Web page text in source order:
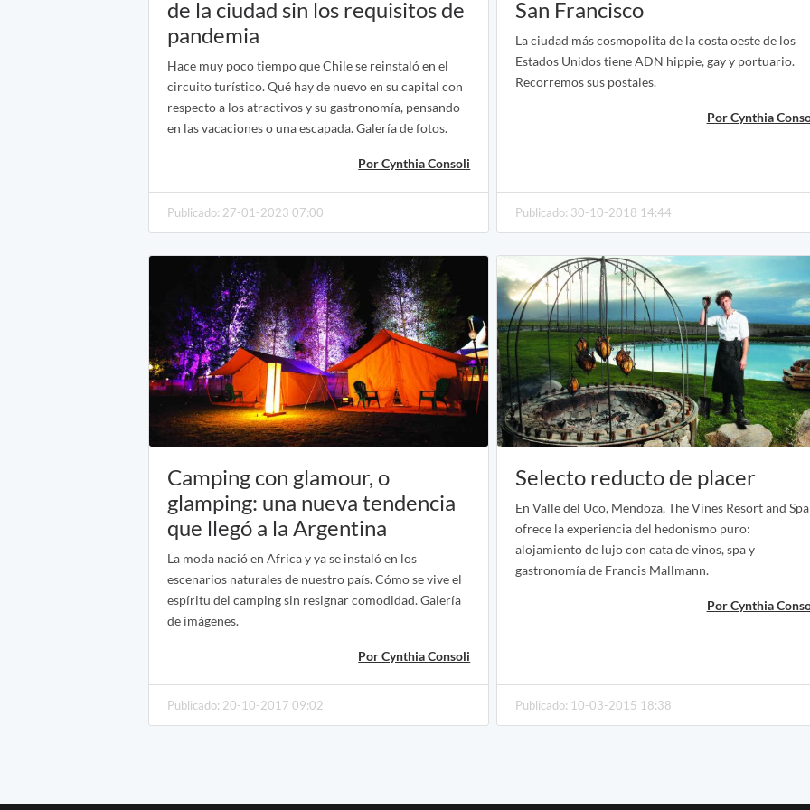
de la ciudad sin los requisitos de
pandemia
Hace muy poco tiempo que Chile se reinstaló en el
circuito turístico. Qué hay de nuevo en su capital con
respecto a los atractivos y su gastronomía, pensando
en las vacaciones o una escapada. Galería de fotos.
Por Cynthia Consoli
Publicado: 27-01-2023 07:00
San Francisco
La ciudad más cosmopolita de la costa oeste de los
Estados Unidos tiene ADN hippie, gay y portuario.
Recorremos sus postales.
Por Cynthia
Publicado: 30-10-2018 14:44
Camping con glamour, o
glamping: una nueva tendencia
que llegó a la Argentina
La moda nació en Africa y ya se instaló en los
escenarios naturales de nuestro país. Cómo se vive el
espíritu del camping sin resignar comodidad. Galería
de imágenes.
Por Cynthia Consoli
Publicado: 20-10-2017 09:02
Selecto reducto de placer
En Valle del Uco, Mendoza, The Vines Resort and Spa
ofrece la experiencia del hedonismo puro:
alojamiento de lujo con cata de vinos, spa y
gastronomía de Francis Mallmann.
Por Cynthia
Publicado: 10-03-2015 18:38